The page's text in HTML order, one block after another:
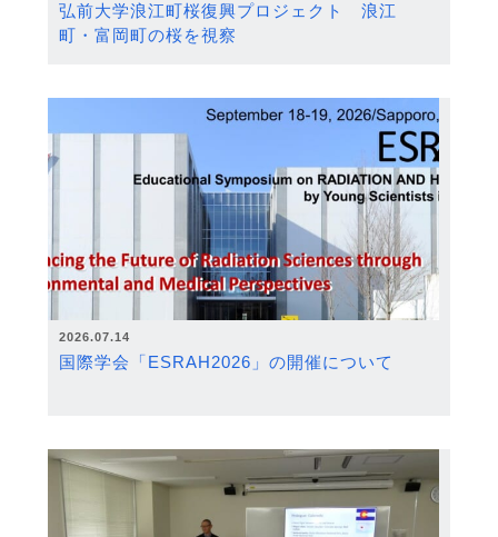
弘前大学浪江町桜復興プロジェクト 浪江
町・富岡町の桜を視察
2026.07.14
国際学会「ESRAH2026」の開催について